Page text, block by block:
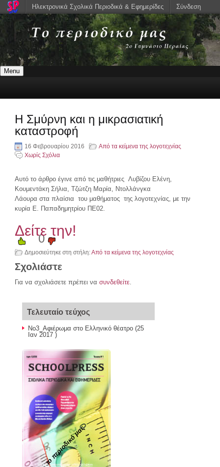
Menu
Η Σμύρνη και η μικρασιατική
καταστροφή
16 Φεβρουαρίου 2016
Από τα κείμενα της λογοτεχνίας
Χωρίς Σχόλια
Αυτό το άρθρο έγινε από τις μαθήτριες Λυβίζου Ελένη,
Κουμεντάκη Σήλια, Τζώτζη Μαρία, Ντολλάνγκα
Λάουρα στα πλαίσια του μαθήματος της λογοτεχνίας, με την
κυρία Ε. Παπαδημητρίου ΠΕ02.
Δείτε την!
0
Δημοσιεύτηκε στη στήλη:Από τα κείμενα της λογοτεχνίας
Σχολιάστε
Για να σχολιάσετε πρέπει να συνδεθείτε
Τελευταίο τεύχος
Νο3_Αφιέρωμα στο Ελληνικό θέατρο (25
Ιαν 2017 )
το περιοδικό μας
Ηλεκτρονικά Σχολικά Περιοδικά & Εφημερίδες Σύνδεση